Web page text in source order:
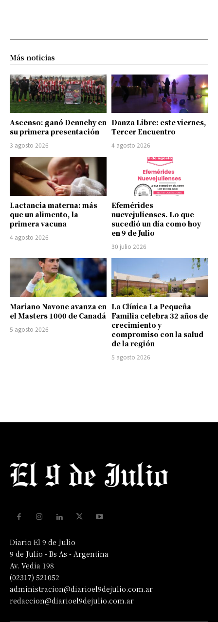
Más noticias
Ascenso: ganó Dennehy en
su primera presentación
3 agosto 2026
Danza Libre: este viernes,
Tercer Encuentro
4 agosto 2026
Lactancia materna: más
que un alimento, la
primera vacuna
4 agosto 2026
Efemérides
nuevejulienses. Lo que
sucedió un día como hoy
en 9 de Julio
30 julio 2026
Mariano Navone avanza en
el Masters 1000 de Canadá
5 agosto 2026
La Clínica La Pequeña
Familia celebra 32 años de
crecimiento y
compromiso con la salud
de la región
5 agosto 2026
Diario El 9 de Julio
9 de Julio - Bs As - Argentina
Av. Vedia 198
(02317) 521052
administracion@diarioel9dejulio.com.ar
redaccion@diarioel9dejulio.com.ar